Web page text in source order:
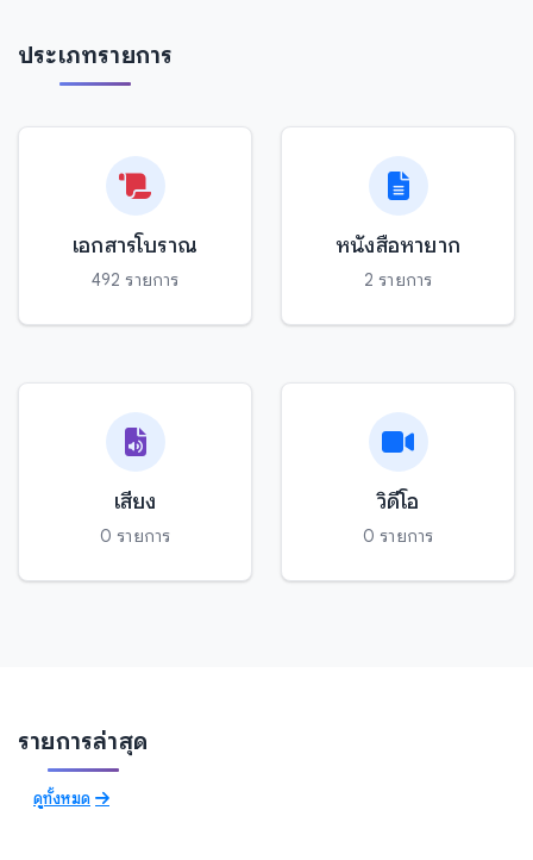
ประเภทรายการ
เอกสารโบราณ
492 รายการ
หนังสือหายาก
2 รายการ
เสียง
0 รายการ
วิดีโอ
0 รายการ
รายการล่าสุด
ดูทั้งหมด